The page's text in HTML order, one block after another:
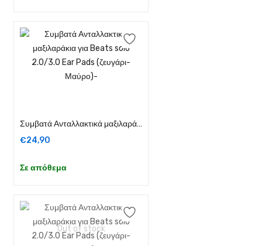
Συμβατά Ανταλλακτικά μαξιλαράκια για Beats solo 2.0/3.0 Ear Pads (ζευγάρι- Μαύρο)-
€24,90
Σε απόθεμα
Out of stock